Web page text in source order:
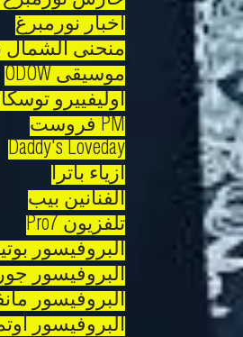
أخبار نورمبرغ
منحنى الشمال
موسيقى ODOW
أوليفييرو
PM فروست
Daddy's Loveday
أزياء باترا
الفنانين بيب
تلفزيون Pro7
البروفيسور
البروفيسور
البروفيسور
البروفيسور